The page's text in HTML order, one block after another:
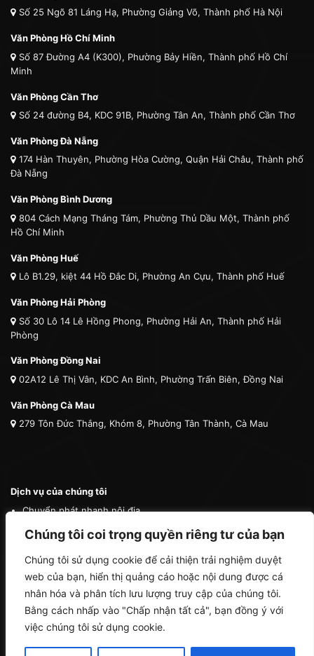
Chúng tôi coi trọng quyền riêng tư của bạn
Chúng tôi sử dụng cookie để cải thiện trải nghiệm duyệt
web của bạn, hiển thị quảng cáo hoặc nội dung được cá
nhân hóa và phân tích lưu lượng truy cập của chúng tôi.
Bằng cách nhấp vào "Chấp nhận tất cả", bạn đồng ý với
việc chúng tôi sử dụng cookie.
Số 25 Ngõ 81 Láng Hạ, Phường Giảng Võ, Thành phố Hà Nội
Văn Phòng Hồ Chí Minh
Số 87 Đường A4 (K300), Phường Bảy Hiền, Thành phố Hồ Chí
Minh
Văn Phòng Cần Thơ
Số 24 đường B4, KDC 91B, Phường Tân An, Thành phố Cần Thơ
Văn Phòng Đà Nẵng
174 Hàn Thuyên, Phường Hòa Cường, Quận Hải Châu, Thành phố
Đà Nẵng
Văn Phòng Bình Dương
804 Cách Mạng Tháng Tám, Phường Thủ Dầu Một, Thành phố
Hồ Chí Minh
Văn Phòng Huế
Lô B1.29, kiệt 44 Hồ Đắc Di, Phường An Cựu, Thành phố Huế
Văn Phòng Hải Phòng
Số 30 Lô 14 Lê Hồng Phong, Phường Hải An, Thành phố Hải
Phòng
Văn Phòng Đồng Nai
02A12 Lê Thị Vân, KDC An Bình, Phường Trấn Biên, Đồng Nai
Văn Phòng Cà Mau
279 Tôn Đức Thắng, Khóm 8, Phường Tân Thành, Cà Mau
Dịch vụ của chúng tôi
Chuyển phát nhanh nội địa
Chuyển phát nhanh quốc tế
Vận chuyển thú cưng
Mua hộ hàng nước ngoài